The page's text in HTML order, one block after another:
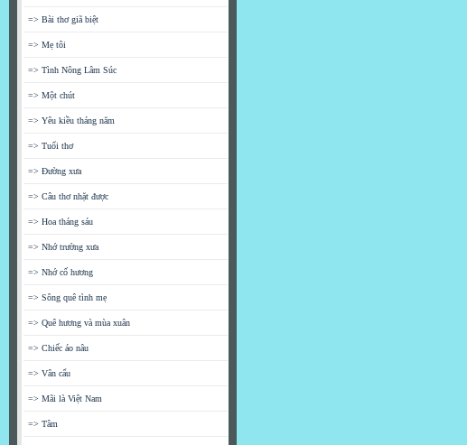
=> Bài thơ giã biệt
=> Mẹ tôi
=> Tình Nông Lâm Súc
=> Một chút
=> Yêu kiều tháng năm
=> Tuổi thơ
=> Đường xưa
=> Câu thơ nhặt được
=> Hoa tháng sáu
=> Nhớ trường xưa
=> Nhớ cố hương
=> Sông quê tình mẹ
=> Quê hương và mùa xuân
=> Chiếc áo nâu
=> Vân cẩu
=> Mãi là Việt Nam
=> Tâm